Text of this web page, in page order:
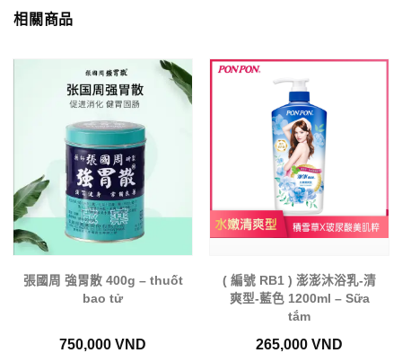
相關商品
張國周 強胃散 400g – thuốt
bao tử
750,000 VND
( 編號 RB1 ) 澎澎沐浴乳-清
爽型-藍色 1200ml – Sữa
tắm
265,000 VND